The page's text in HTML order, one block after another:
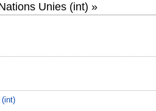
Unies (int) »